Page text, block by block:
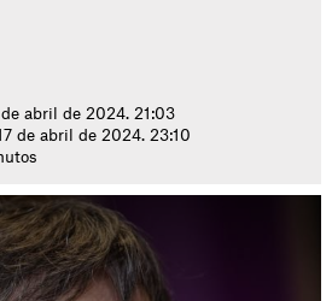
de abril de 2024. 21:03
de abril de 2024. 23:10